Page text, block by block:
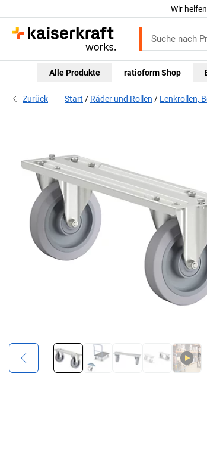
Wir
Alle Produkte ratioform Shop
Zurück Start Räder und Rollen Lenkrollen,